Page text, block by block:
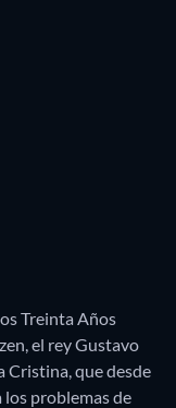
Treinta Años
el rey Gustavo
Cristina, que desde
los problemas de